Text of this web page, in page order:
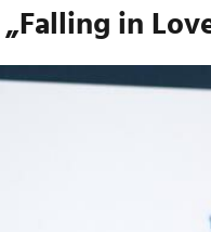
„Falling in